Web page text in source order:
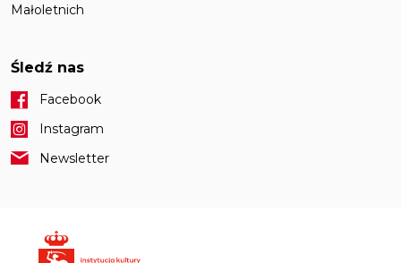
Małoletnich
Śledź nas
Facebook
Instagram
Newsletter